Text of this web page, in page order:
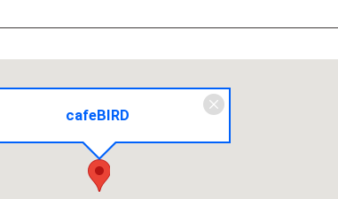
cafeBIRD